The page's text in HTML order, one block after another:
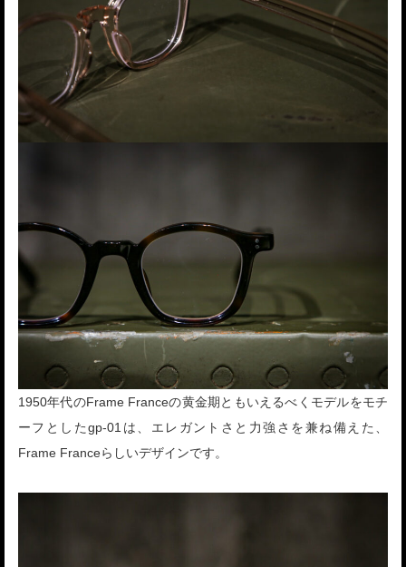
1950年代のFrame Franceの黄金期ともいえるべくモデルをモチ
ーフとしたgp-01は、エレガントさと力強さを兼ね備えた、
Frame Franceらしいデザインです。